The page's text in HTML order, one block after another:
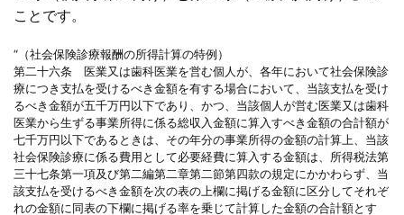
ことです。
“（社会保険診療報酬の所得計算の特例）
第二十六条 医業又は歯科医業を営む個人が、各年において社会保険診
療につき支払を受けるべき金額を有する場合において、当該支払を受け
るべき金額が五千万円以下であり、かつ、当該個人が営む医業又は歯科
医業から生ずる事業所得に係る総収入金額に算入すべき金額の合計額が
七千万円以下であるときは、その年分の事業所得の金額の計算上、当該
社会保険診療に係る費用として必要経費に算入する金額は、所得税法第
三十七条第一項及び第二編第二章第二節第四款の規定にかかわらず、当
該支払を受けるべき金額を次の表の上欄に掲げる金額に区分してそれぞ
れの金額に同表の下欄に掲げる率を乗じて計算した金額の合計額とす